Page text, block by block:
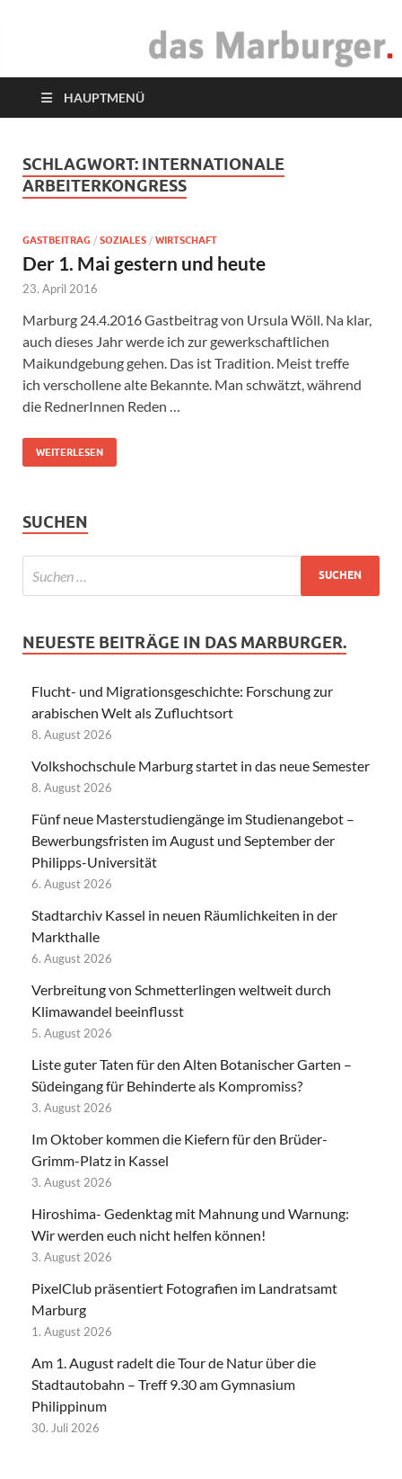
das Marburger.
HAUPTMENÜ
SCHLAGWORT: INTERNATIONALE
ARBEITERKONGRESS
GASTBEITRAG / SOZIALES / WIRTSCHAFT
Der 1. Mai gestern und heute
23. April 2016
Marburg 24.4.2016 Gastbeitrag von Ursula Wöll. Na klar,
auch dieses Jahr werde ich zur gewerkschaftlichen
Maikundgebung gehen. Das ist Tradition. Meist treffe
ich verschollene alte Bekannte. Man schwätzt, während
die RednerInnen Reden …
WEITERLESEN
SUCHEN
NEUESTE BEITRÄGE IN DAS MARBURGER.
Flucht- und Migrationsgeschichte: Forschung zur
arabischen Welt als Zufluchtsort
8. August 2026
Volkshochschule Marburg startet in das neue Semester
8. August 2026
Fünf neue Masterstudiengänge im Studienangebot –
Bewerbungsfristen im August und September der
Philipps-Universität
6. August 2026
Stadtarchiv Kassel in neuen Räumlichkeiten in der
Markthalle
6. August 2026
Verbreitung von Schmetterlingen weltweit durch
Klimawandel beeinflusst
5. August 2026
Liste guter Taten für den Alten Botanischer Garten –
Südeingang für Behinderte als Kompromiss?
3. August 2026
Im Oktober kommen die Kiefern für den Brüder-
Grimm-Platz in Kassel
3. August 2026
Hiroshima- Gedenktag mit Mahnung und Warnung:
Wir werden euch nicht helfen können!
3. August 2026
PixelClub präsentiert Fotografien im Landratsamt
Marburg
1. August 2026
Am 1. August radelt die Tour de Natur über die
Stadtautobahn – Treff 9.30 am Gymnasium
Philippinum
30. Juli 2026